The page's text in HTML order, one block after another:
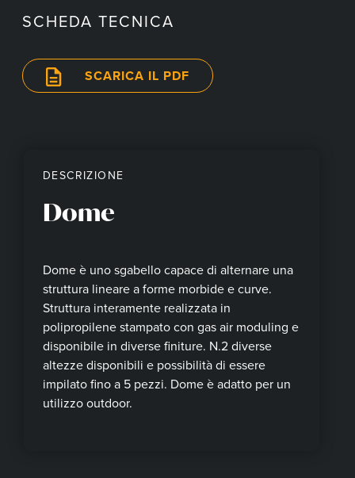
SCHEDA TECNICA
SCARICA IL PDF
DESCRIZIONE
Dome
Dome è uno sgabello capace di alternare una
struttura lineare a forme morbide e curve.
Struttura interamente realizzata in
polipropilene stampato con gas air moduling e
disponibile in diverse finiture. N.2 diverse
altezze disponibili e possibilità di essere
impilato fino a 5 pezzi. Dome è adatto per un
utilizzo outdoor.